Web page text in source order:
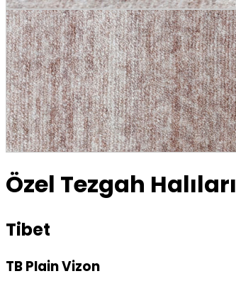
Özel Tezgah Halıları
Tibet
TB Plain Vizon